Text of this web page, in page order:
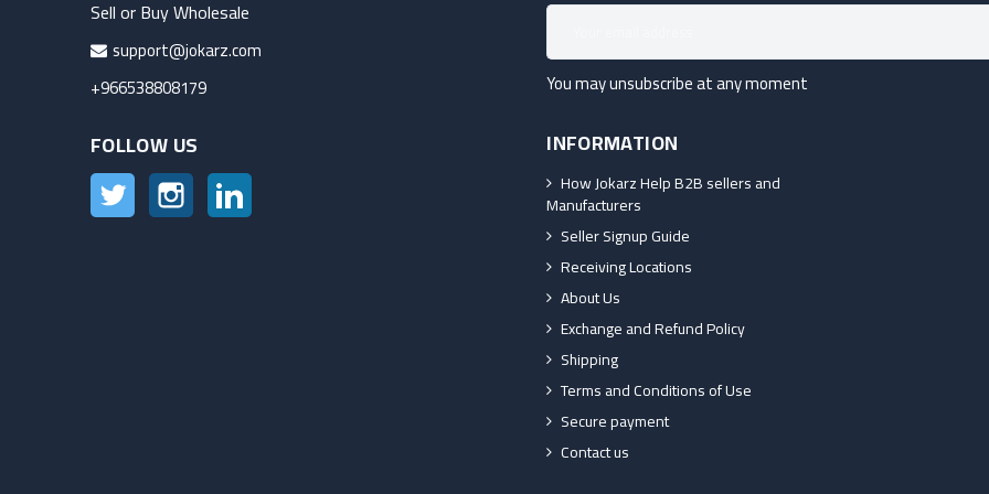
Sell or Buy Wholesale
support@jokarz.com
+966538808179
FOLLOW US
Twitter Instagram
You may unsubscribe at any moment
INFORMATION
How Jokarz Help B2B sellers and
Manufacturers
Seller Signup Guide
Receiving Locations
About Us
Exchange and Refund Policy
Shipping
Terms and Conditions of Use
Secure payment
Contact us